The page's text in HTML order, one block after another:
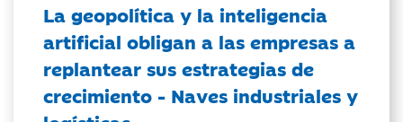
La geopolítica y la inteligencia
artificial obligan a las empresas a
replantear sus estrategias de
crecimiento - Naves industriales y